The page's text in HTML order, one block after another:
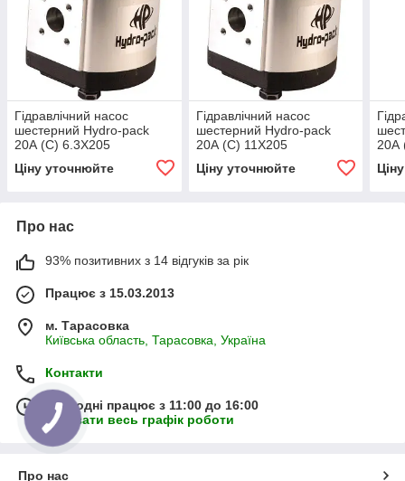
Гідравлічний насос
шестерний Hydro-pack
20А (С) 6.3X205
Ціну уточнюйте
Гідравлічний насос
шестерний Hydro-pack
20А (С) 11X205
Ціну уточнюйте
20А
Про нас
93% позитивних з 14 відгуків за рік
Працює з 15.03.2013
м. Тарасовка
Київська область, Тарасовка, Україна
Контакти
Сьогодні працює з 11:00 до 16:00
Показати весь графік роботи
Про нас